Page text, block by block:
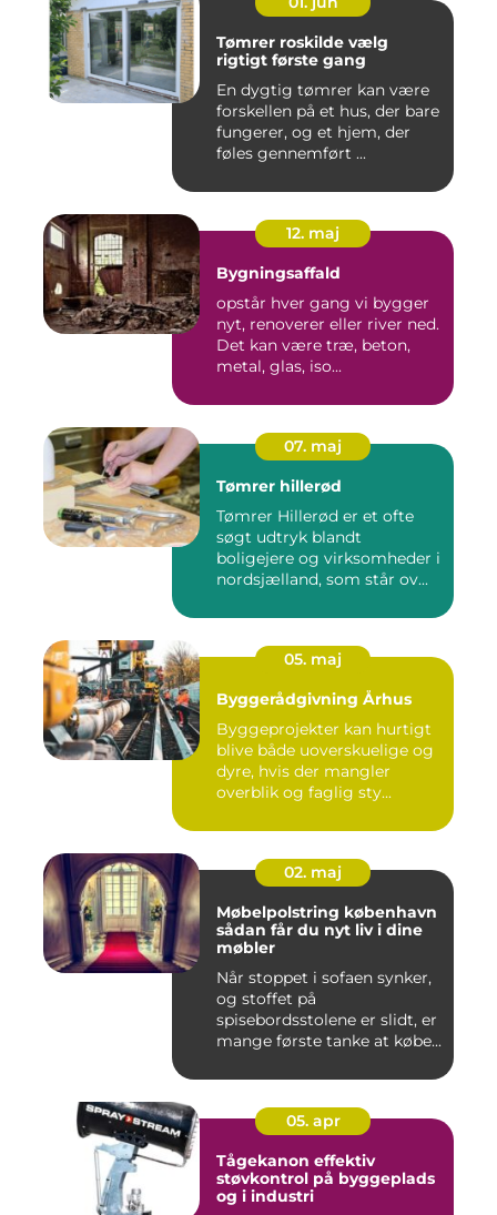
Tømrer roskilde vælg
rigtigt første gang
En dygtig tømrer kan være
forskellen på et hus, der bare
fungerer, og et hjem, der
føles gennemført ...
12. maj
Bygningsaffald
opstår hver gang vi bygger
nyt, renoverer eller river ned.
Det kan være træ, beton,
metal, glas, iso...
07. maj
Tømrer hillerød
Tømrer Hillerød er et ofte
søgt udtryk blandt
boligejere og virksomheder i
nordsjælland, som står ov...
05. maj
Byggerådgivning Århus
Byggeprojekter kan hurtigt
blive både uoverskuelige og
dyre, hvis der mangler
overblik og faglig sty...
02. maj
Møbelpolstring københavn
sådan får du nyt liv i dine
møbler
Når stoppet i sofaen synker,
og stoffet på
spisebordsstolene er slidt, er
mange første tanke at købe...
05. apr
Tågekanon effektiv
støvkontrol på byggeplads
og i industri